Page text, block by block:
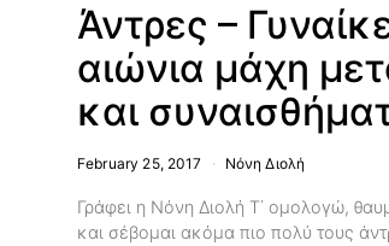
Άντρες –
αιώνια μάχη
και
February 25, 2017 Νόνη Διολή
Γράφει η Νόνη Διολή Τ΄ ομολογώ,
και σέβομαι ακόμα πιο πολύ τους